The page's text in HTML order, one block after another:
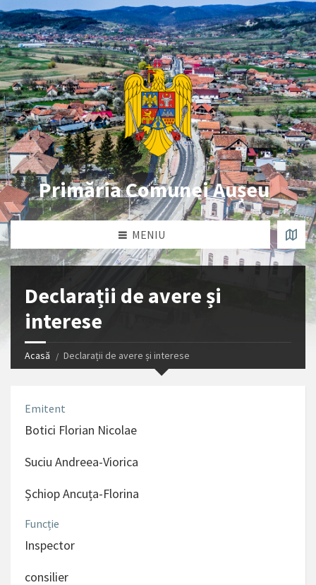
Primăria Comunei Aușeu
MENIU
Declarații de avere și
interese
Acasă Declarații de avere și interese
Emitent
Botici Florian Nicolae
Suciu Andreea-Viorica
Șchiop Ancuța-Florina
Funcție
Inspector
consilier